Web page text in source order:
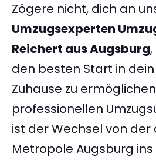
Zögere nicht, dich an
Umzugsexperten
Reichert aus Augsburg
den besten Start in
Zuhause zu
professionellen
ist der Wechsel von der
Metropole Augsburg